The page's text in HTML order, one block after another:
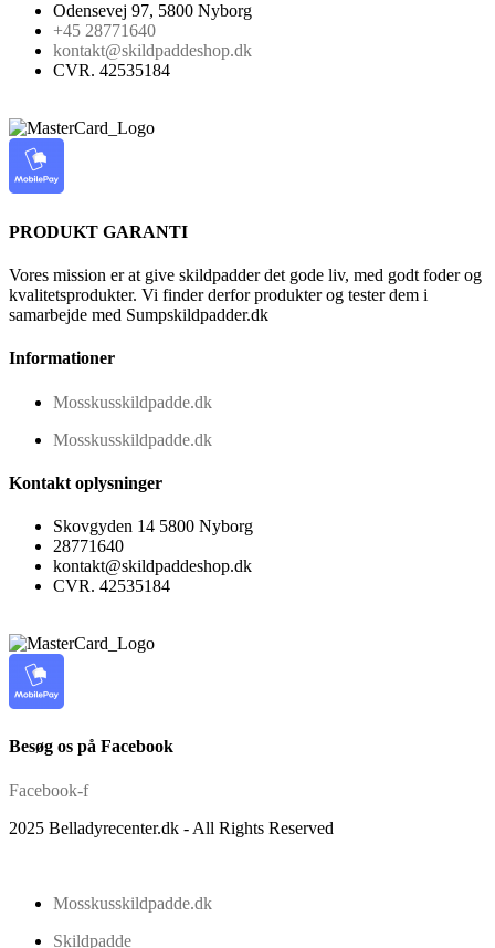
Odensevej 97, 5800 Nyborg
+45 28771640
kontakt@skildpaddeshop.dk
CVR. 42535184
PRODUKT GARANTI
Vores mission er at give skildpadder det gode liv, med godt foder og
kvalitetsprodukter. Vi finder derfor produkter og tester dem i
samarbejde med Sumpskildpadder.dk
Informationer
Mosskusskildpadde.dk
Mosskusskildpadde.dk
Kontakt oplysninger
Skovgyden 14 5800 Nyborg
28771640
kontakt@skildpaddeshop.dk
CVR. 42535184
Besøg os på Facebook
Facebook-f
2025 Belladyrecenter.dk - All Rights Reserved
Mosskusskildpadde.dk
Skildpadde